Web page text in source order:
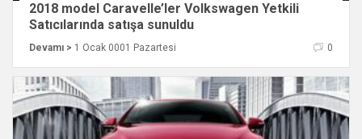
2018 model Caravelle’ler Volkswagen Yetkili
Satıcılarında satışa sunuldu
Devamı > 1 Ocak 0001 Pazartesi 0